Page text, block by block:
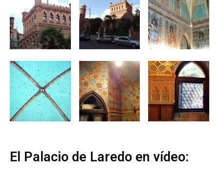
El Palacio de Laredo en vídeo: